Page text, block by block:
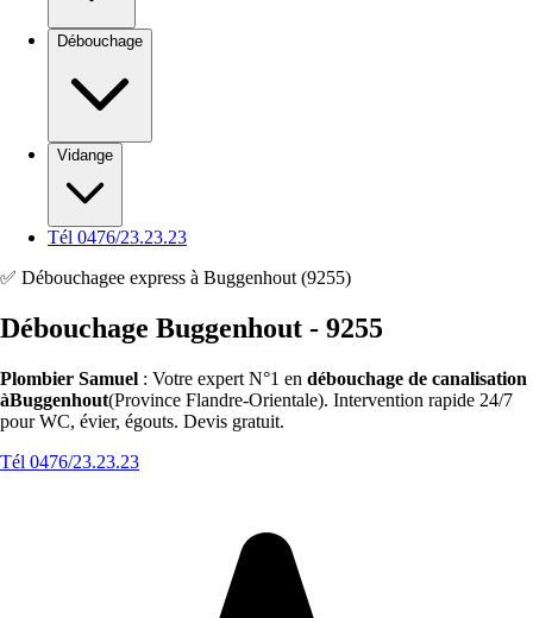
Débouchage
Vidange
Tél 0476/23.23.23
✅ Débouchagee express à Buggenhout (9255)
Débouchage Buggenhout - 9255
Plombier Samuel : Votre expert N°1 en débouchage de canalisation
àBuggenhout(Province Flandre-Orientale). Intervention rapide 24/7
pour WC, évier, égouts. Devis gratuit.
Tél 0476/23.23.23